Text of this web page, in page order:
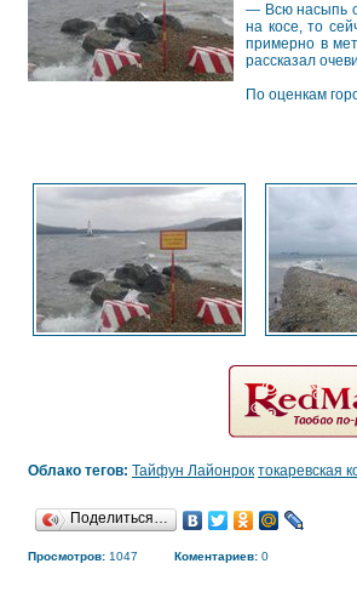
— Всю насыпь
на косе, то
примерно в
рассказал
По оценкам
Облако тегов: Тайфун Лайонрок токаревская
Поделиться…
Просмотров: 1047 Коментариев: 0